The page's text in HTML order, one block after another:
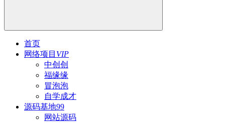
首页
网络项目 VIP
中创创
福缘缘
冒泡泡
自学成才
源码基地99
网站源码